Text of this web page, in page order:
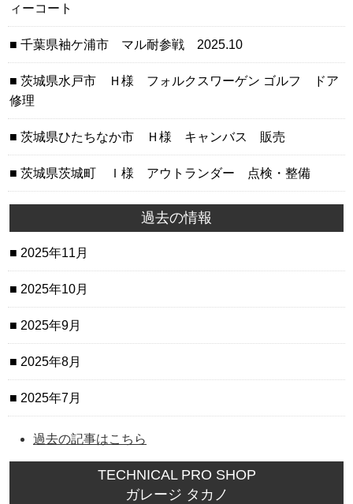
ィーコート
千葉県袖ケ浦市 マル耐参戦 2025.10
茨城県水戸市 Ｈ様 フォルクスワーゲン ゴルフ ドア
修理
茨城県ひたちなか市 Ｈ様 キャンバス 販売
茨城県茨城町 Ｉ様 アウトランダー 点検・整備
過去の情報
2025年11月
2025年10月
2025年9月
2025年8月
2025年7月
過去の記事はこちら
TECHNICAL PRO SHOP
ガレージ タカノ